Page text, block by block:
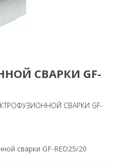
СВАРКИ GF-
СВАРКИ GF-
сварки GF-RED25/20